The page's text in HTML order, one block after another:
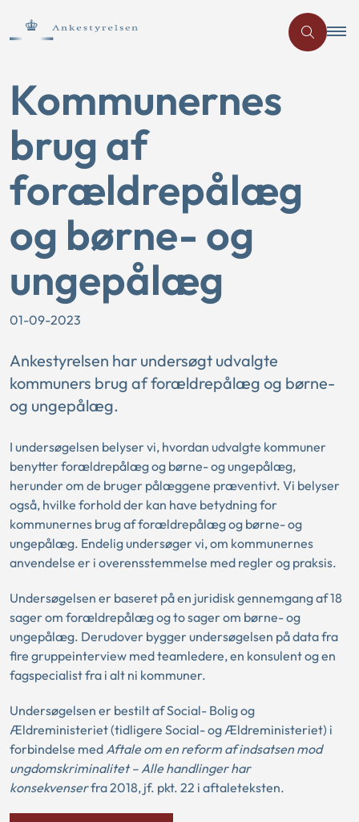
Kommunernes
brug af
forældrepålæg
og børne- og
ungepålæg
01-09-2023
Ankestyrelsen har undersøgt udvalgte
kommuners brug af forældrepålæg og børne-
og ungepålæg.
I undersøgelsen belyser vi, hvordan udvalgte kommuner
benytter forældrepålæg og børne- og ungepålæg,
herunder om de bruger pålæggene præventivt. Vi belyser
også, hvilke forhold der kan have betydning for
kommunernes brug af forældrepålæg og børne- og
ungepålæg. Endelig undersøger vi, om kommunernes
anvendelse er i overensstemmelse med regler og praksis.
Undersøgelsen er baseret på en juridisk gennemgang af 18
sager om forældrepålæg og to sager om børne- og
ungepålæg. Derudover bygger undersøgelsen på data fra
fire gruppeinterview med teamledere, en konsulent og en
fagspecialist fra i alt ni kommuner.
Undersøgelsen er bestilt af Social- Bolig og
Ældreministeriet (tidligere Social- og Ældreministeriet) i
forbindelse medAftale om en reform af indsatsen mod
ungdomskriminalitet – Alle handlinger har
konsekvenserfra 2018, jf. pkt. 22 i aftaleteksten.